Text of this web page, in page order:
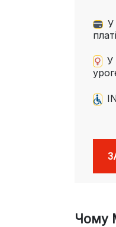
У
У
Чому